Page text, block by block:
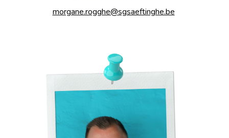
morgane.rogghe@sgsaeftinghe.be